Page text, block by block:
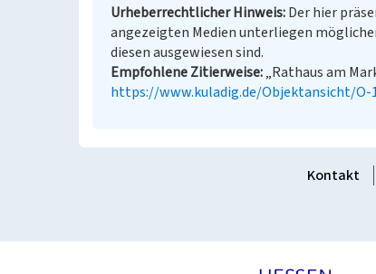
Urheberrechtlicher Hinweis Der hier
angezeigten Medien unterliegen
diesen ausgewiesen sind.
Empfohlene Zitierweise „Rathaus am
https://www.kuladig.de/Objektansicht/O-
Kontakt